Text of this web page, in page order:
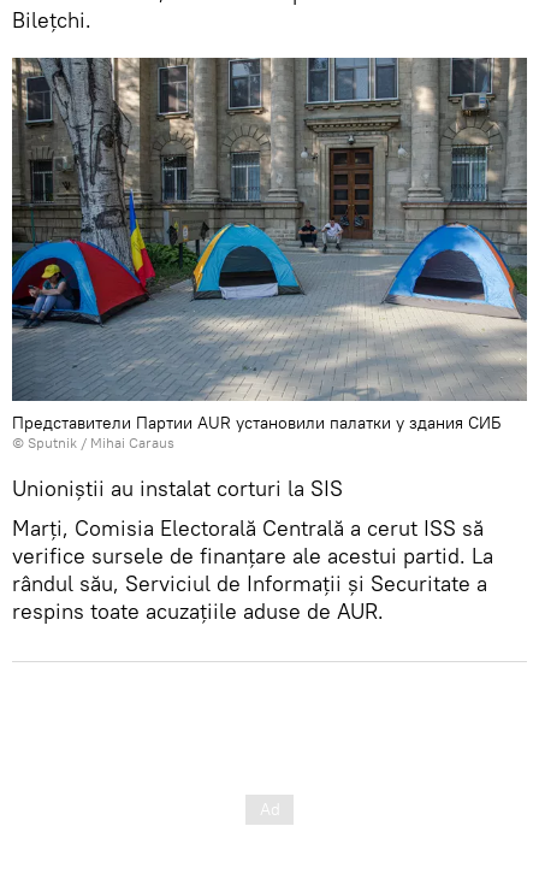
Bilețchi.
Представители Партии AUR установили палатки у здания СИБ
© Sputnik / Mihai Caraus
Unioniștii au instalat corturi la SIS
Marți, Comisia Electorală Centrală a cerut ISS să
verifice sursele de finanțare ale acestui partid. La
rândul său, Serviciul de Informații și Securitate a
respins toate acuzațiile aduse de AUR.